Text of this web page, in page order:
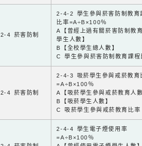
2-4 菸害防制
2-4-2 學生參與菸害防制教育
比率=A÷B×100％
A【曾經上過有關菸害防制教
學生人數】
B【全校學生總人數】
C 學生參與菸害防制教育課程
2-4 菸害防制
2-4-3 吸菸學生參與戒菸教育
=A÷B×100％
A【吸菸學生參與戒菸教育人
B【吸菸學生人數】
C 吸菸學生參與戒菸教育比率
2-4-4 學生電子煙使用率
=A÷B×100％